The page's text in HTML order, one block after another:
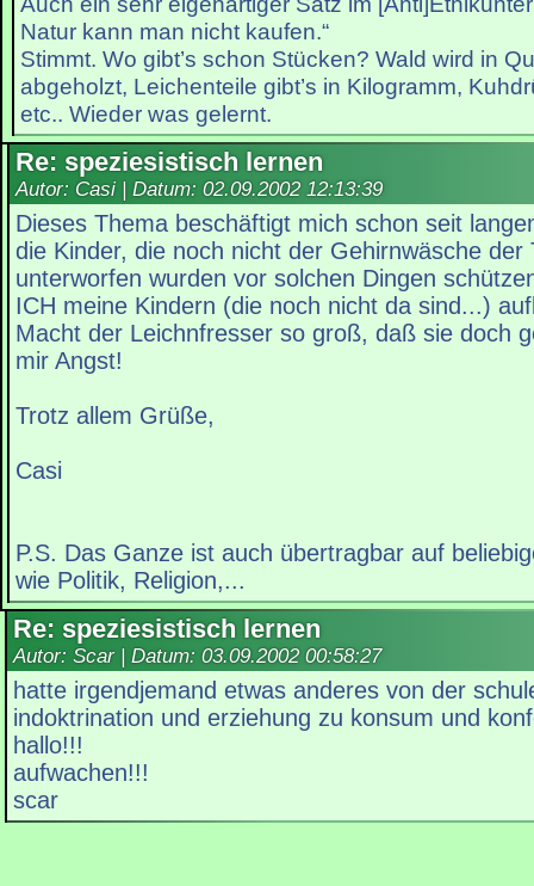
Natur kann man nicht kaufen.“
Stimmt. Wo gibt’s schon Stücken? Wald wird in
abgeholzt, Leichenteile gibt’s in Kilogramm,
etc.. Wieder was gelernt.
Re: speziesistisch lernen
Autor: Casi | Datum: 02.09.2002 12:13:39
Dieses Thema beschäftigt mich schon seit
die Kinder, die noch nicht der Gehirnwäsche der
unterworfen wurden vor solchen Dingen
ICH meine Kindern (die noch nicht da sind...)
Macht der Leichnfresser so groß, daß sie doch
mir Angst!
Trotz allem Grüße,
Casi
P.S. Das Ganze ist auch übertragbar auf
wie Politik, Religion,...
Re: speziesistisch lernen
Autor: Scar | Datum: 03.09.2002 00:58:27
hatte irgendjemand etwas anderes von der
indoktrination und erziehung zu konsum und
hallo!!!
aufwachen!!!
scar